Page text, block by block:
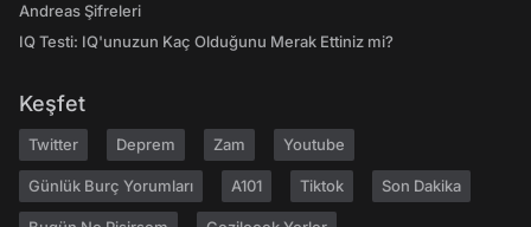
Andreas Şifreleri
IQ Testi: IQ'unuzun Kaç Olduğunu Merak Ettiniz mi?
Keşfet
Twitter Deprem Zam Youtube
Günlük Burç Yorumları A101 Tiktok Son Dakika